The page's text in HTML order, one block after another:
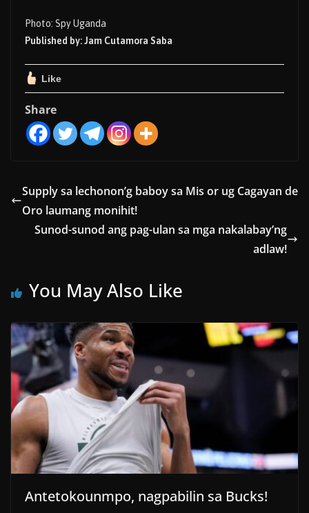
Photo: Spy Uganda
Published by: Jam Cutamora Saba
Like
Share
Supply sa lechonon’g baboy sa Mis or ug Cagayan de
Oro laumang monihit!
Sunod-sunod ang pag-ulan sa mga nakalabay’ng
adlaw!
You May Also Like
Antetokounmpo, nagpabilin sa Bucks!